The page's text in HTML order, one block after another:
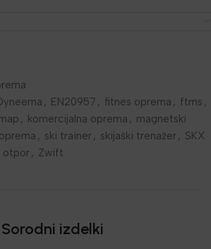
, EN20957 , fitnes oprema , ftms ,
, komercijalna oprema , magnetski
, ski trainer, skijaški trenažer, SKX
otpor, Zwift
Sorodni izdelki